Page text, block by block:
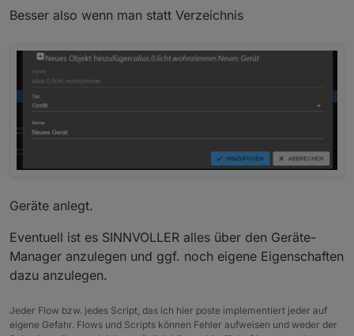
Besser also wenn man statt Verzeichnis
Geräte anlegt.
Eventuell ist es SINNVOLLER alles über den Geräte-
Manager anzulegen und ggf. noch eigene Eigenschaften
dazu anzulegen.
Jeder Flow bzw. jedes Script, das ich hier poste implementiert jeder auf
eigene Gefahr. Flows und Scripts können Fehler aufweisen und weder der